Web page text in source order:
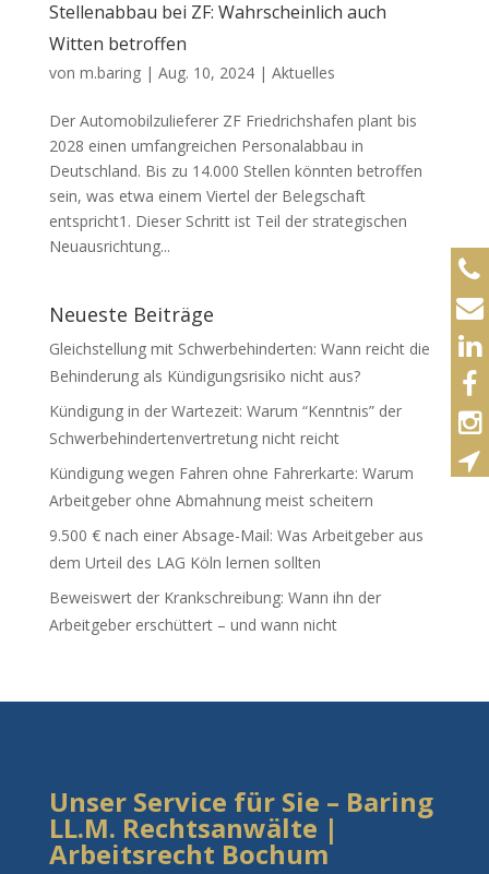
Stellenabbau bei ZF: Wahrscheinlich auch
Witten betroffen
von m.baring| Aug. 10, 2024| Aktuelles
Der Automobilzulieferer ZF Friedrichshafen plant bis
2028 einen umfangreichen Personalabbau in
Deutschland. Bis zu 14.000 Stellen könnten betroffen
sein, was etwa einem Viertel der Belegschaft
entspricht1. Dieser Schritt ist Teil der strategischen
Neuausrichtung...
Neueste Beiträge
Gleichstellung mit Schwerbehinderten: Wann reicht die
Behinderung als Kündigungsrisiko nicht aus?
Kündigung in der Wartezeit: Warum “Kenntnis” der
Schwerbehindertenvertretung nicht reicht
Kündigung wegen Fahren ohne Fahrerkarte: Warum
Arbeitgeber ohne Abmahnung meist scheitern
9.500 € nach einer Absage-Mail: Was Arbeitgeber aus
dem Urteil des LAG Köln lernen sollten
Beweiswert der Krankschreibung: Wann ihn der
Arbeitgeber erschüttert – und wann nicht
Unser Service für Sie – Baring
LL.M. Rechtsanwälte |
Arbeitsrecht Bochum